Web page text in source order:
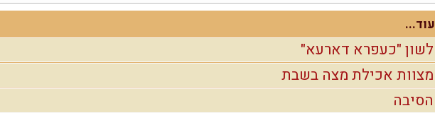
עוד...
לשון "כעפרא דארעא"
מצוות אכילת מצה בשבת
הסיבה